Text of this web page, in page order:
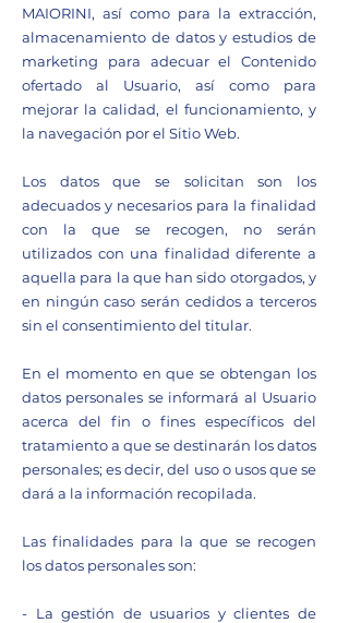
MAIORINI, así como para la extracción,
almacenamiento de datos y estudios de
marketing para adecuar el Contenido
ofertado al Usuario, así como para
mejorar la calidad, el funcionamiento, y
la navegación por el Sitio Web.
Los datos que se solicitan son los
adecuados y necesarios para la finalidad
con la que se recogen, no serán
utilizados con una finalidad diferente a
aquella para la que han sido otorgados, y
en ningún caso serán cedidos a terceros
sin el consentimiento del titular.
En el momento en que se obtengan los
datos personales se informará al Usuario
acerca del fin o fines específicos del
tratamiento a que se destinarán los datos
personales; es decir, del uso o usos que se
dará a la información recopilada.
Las finalidades para la que se recogen
los datos personales son:
- La gestión de usuarios y clientes de